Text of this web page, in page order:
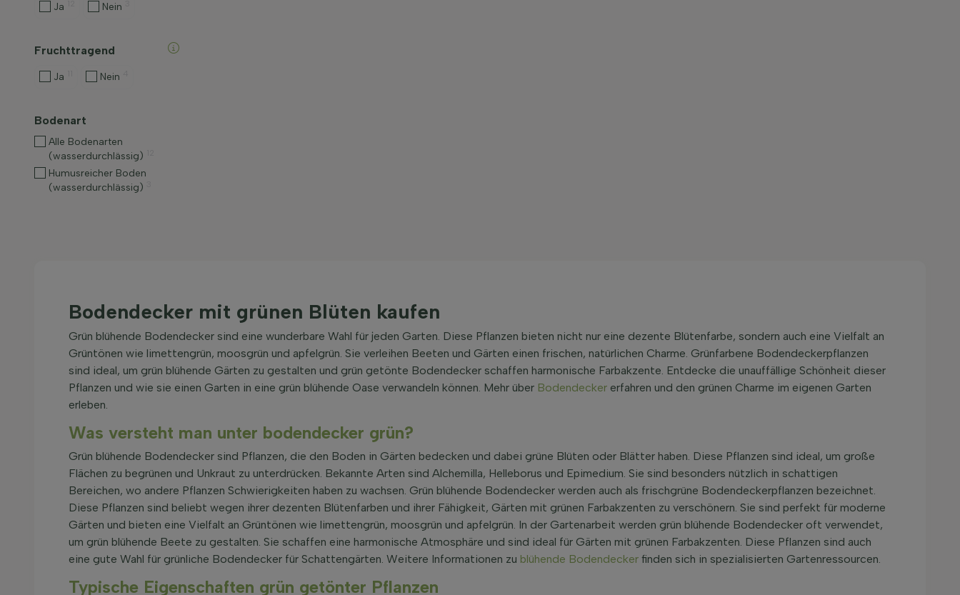
Ja Nein
Fruchttragend
Ja Nein
Bodenart
Alle Bodenarten
(wasserdurchlässig)
Humusreicher Boden
(wasserdurchlässig)
Bodendecker mit grünen Blüten kaufen
Grün blühende Bodendecker sind eine wunderbare Wahl für jeden Garten. Diese Pflanzen bieten nicht nur eine dezente Blütenfarbe, sondern auch eine Vielfalt an
Grüntönen wie limettengrün, moosgrün und apfelgrün. Sie verleihen Beeten und Gärten einen frischen, natürlichen Charme. Grünfarbene Bodendeckerpflanzen
sind ideal, um grün blühende Gärten zu gestalten und grün getönte Bodendecker schaffen harmonische Farbakzente. Entdecke die unauffällige Schönheit dieser
Pflanzen und wie sie einen Garten in eine grün blühende Oase verwandeln können. Mehr über Bodendecker erfahren und den grünen Charme im eigenen Garten
erleben.
Was versteht man unter bodendecker grün?
Grün blühende Bodendecker sind Pflanzen, die den Boden in Gärten bedecken und dabei grüne Blüten oder Blätter haben. Diese Pflanzen sind ideal, um große
Flächen zu begrünen und Unkraut zu unterdrücken. Bekannte Arten sind Alchemilla, Helleborus und Epimedium. Sie sind besonders nützlich in schattigen
Bereichen, wo andere Pflanzen Schwierigkeiten haben zu wachsen. Grün blühende Bodendecker werden auch als frischgrüne Bodendeckerpflanzen bezeichnet.
Diese Pflanzen sind beliebt wegen ihrer dezenten Blütenfarben und ihrer Fähigkeit, Gärten mit grünen Farbakzenten zu verschönern. Sie sind perfekt für moderne
Gärten und bieten eine Vielfalt an Grüntönen wie limettengrün, moosgrün und apfelgrün. In der Gartenarbeit werden grün blühende Bodendecker oft verwendet,
um grün blühende Beete zu gestalten. Sie schaffen eine harmonische Atmosphäre und sind ideal für Gärten mit grünen Farbakzenten. Diese Pflanzen sind auch
eine gute Wahl für grünliche Bodendecker für Schattengärten. Weitere Informationen zu blühende Bodendecker finden sich in spezialisierten Gartenressourcen.
Typische Eigenschaften grün getönter Pflanzen